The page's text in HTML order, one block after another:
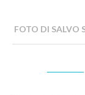
FOTO DI SALVO